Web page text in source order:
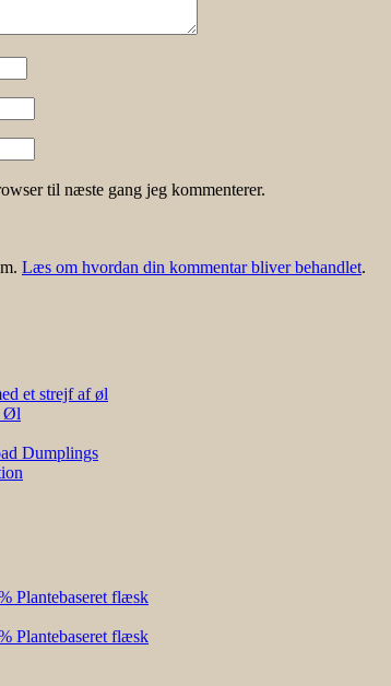
til næste gang jeg kommenterer.
Læs om hvordan din kommentar bliver behandlet.
et strejf af øl
Øl
Dumplings
Plantebaseret flæsk
Plantebaseret flæsk